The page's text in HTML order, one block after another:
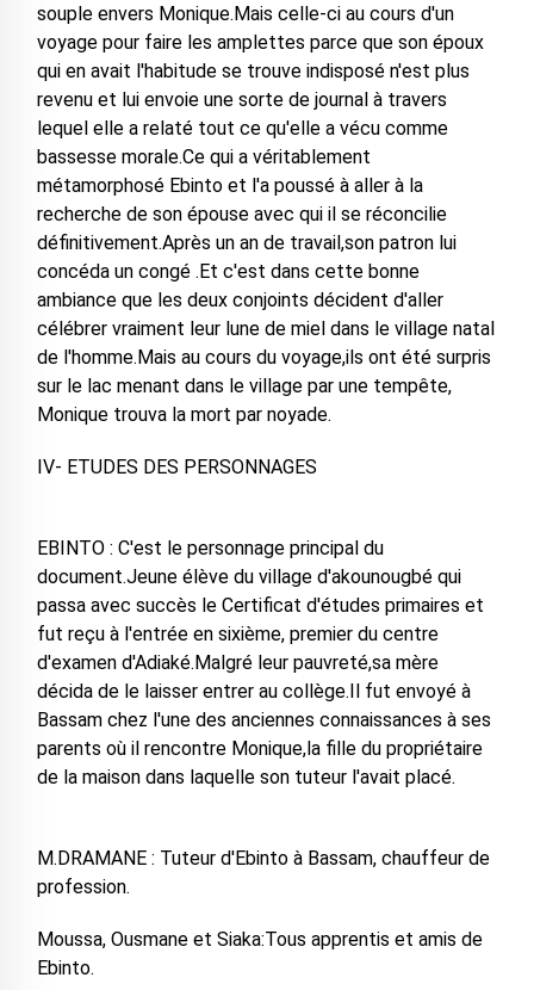
souple envers Monique.Mais celle-ci au cours d'un
voyage pour faire les amplettes parce que son époux
qui en avait l'habitude se trouve indisposé n'est plus
revenu et lui envoie une sorte de journal à travers
lequel elle a relaté tout ce qu'elle a vécu comme
bassesse morale.Ce qui a véritablement
métamorphosé Ebinto et l'a poussé à aller à la
recherche de son épouse avec qui il se réconcilie
définitivement.Après un an de travail,son patron lui
concéda un congé .Et c'est dans cette bonne
ambiance que les deux conjoints décident d'aller
célébrer vraiment leur lune de miel dans le village natal
de l'homme.Mais au cours du voyage,ils ont été surpris
sur le lac menant dans le village par une tempête,
Monique trouva la mort par noyade.
IV- ETUDES DES PERSONNAGES
EBINTO : C'est le personnage principal du
document.Jeune élève du village d'akounougbé qui
passa avec succès le Certificat d'études primaires et
fut reçu à l'entrée en sixième, premier du centre
d'examen d'Adiaké.Malgré leur pauvreté,sa mère
décida de le laisser entrer au collège.Il fut envoyé à
Bassam chez l'une des anciennes connaissances à ses
parents où il rencontre Monique,la fille du propriétaire
de la maison dans laquelle son tuteur l'avait placé.
M.DRAMANE : Tuteur d'Ebinto à Bassam, chauffeur de
profession.
Moussa, Ousmane et Siaka:Tous apprentis et amis de
Ebinto.